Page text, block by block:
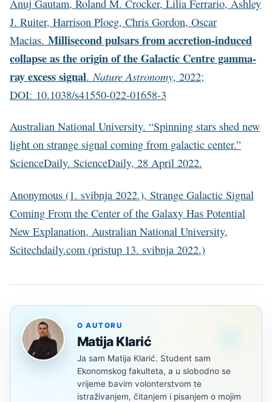
Anuj Gautam, Roland M. Crocker, Lilia Ferrario, Ashley
J. Ruiter, Harrison Ploeg, Chris Gordon, Oscar
Macias. Millisecond pulsars from accretion-induced
collapse as the origin of the Galactic Centre gamma-
ray excess signal.Nature Astronomy, 2022;
DOI: 10.1038/s41550-022-01658-3
Australian National University. “Spinning stars shed new
light on strange signal coming from galactic center.”
ScienceDaily. ScienceDaily, 28 April 2022.
Anonymous (1. svibnja 2022.), Strange Galactic Signal
Coming From the Center of the Galaxy Has Potential
New Explanation, Australian National University,
Scitechdaily.com (pristup 13. svibnja 2022.)
O AUTORU
Matija Klarić
Ja sam Matija Klarić. Student sam
Ekonomskog fakulteta, a u slobodno se
vrijeme bavim volonterstvom te
istraživanjem, čitanjem i pisanjem o mojim